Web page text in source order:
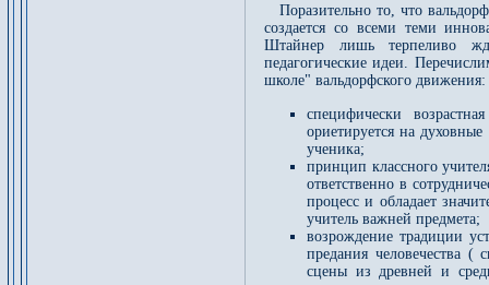
Поразительно то, что
создается со всеми теми
Штайнер лишь терпеливо
педагогические идеи.
школе" вальдорфского движения:
специфически
ориетируется на
ученика;
принцип классного
ответственно в
процесс и обладает
учитель важней предмета;
возрождение традиции
предания человечества (
сцены из древней и